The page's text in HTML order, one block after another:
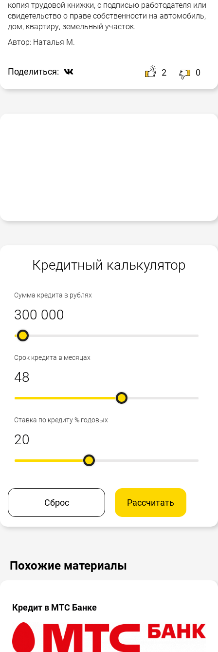
копия трудовой книжки, с подписью работодателя или
свидетельство о праве собственности на автомобиль,
дом, квартиру, земельный участок.
Автор: Наталья М.
Поделиться: 2 0
Кредитный калькулятор
Сумма кредита в рублях
Срок кредита в месяцах
Ставка по кредиту % годовых
Сброс Рассчитать
Похожие материалы
Кредит в МТС Банке